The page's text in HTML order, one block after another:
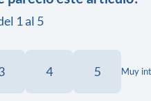
1 al 5
4 5 Muy